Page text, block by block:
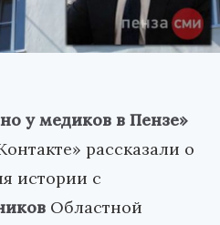
у медиков в Пензе»
рассказали о
истории с
Областной